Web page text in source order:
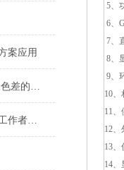
案应用
NS分光测色仪在控制纸张色差的应用
中暑指数计保卫夏季户外工作者安全
5、
6、
7、
8、
9、
10
11
12、
13
14